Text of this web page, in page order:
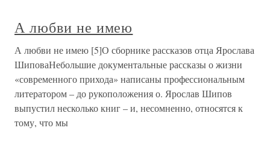
А любви не имею
А любви не имею [5]О сборнике рассказов отца Ярослава
ШиповаНебольшие документальные рассказы о жизни
«современного прихода» написаны профессиональным
литератором – до рукоположения о. Ярослав Шипов
выпустил несколько книг – и, несомненно, относятся к
тому, что мы